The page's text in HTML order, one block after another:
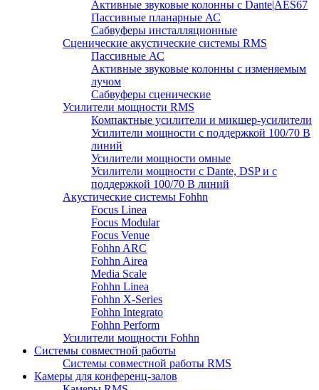
Активные звуковые колонны с Dante|AES67
Пассивные планарные АС
Сабвуферы инсталляционные
Сценические акустические системы RMS
Пассивные АС
Активные звуковые колонны с изменяемым
лучом
Сабвуферы сценические
Усилители мощности RMS
Компактные усилители и микшер-усилители
Усилители мощности с поддержкой 100/70 В
линий
Усилители мощности омные
Усилители мощности с Dante, DSP и с
поддержкой 100/70 В линий
Акустические системы Fohhn
Focus Linea
Focus Modular
Focus Venue
Fohhn ARC
Fohhn Airea
Media Scale
Fohhn Linea
Fohhn X-Series
Fohhn Integrato
Fohhn Perform
Усилители мощности Fohhn
Системы совместной работы
Системы совместной работы RMS
Камеры для конференц-залов